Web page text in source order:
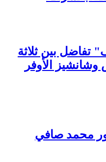
تفاضل بين ثلاثة
وشانشيز الأوفر
محمد صافي